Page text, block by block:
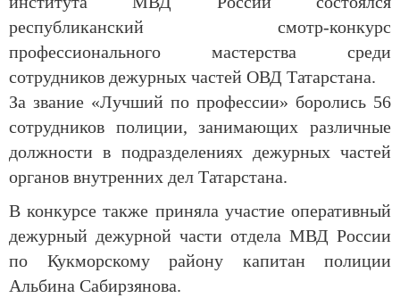
республиканский смотр-конкурс
профессионального мастерства среди
сотрудников дежурных частей ОВД Татарстана.
За звание «Лучший по профессии» боролись 56
сотрудников полиции, занимающих различные
должности в подразделениях дежурных частей
органов внутренних дел Татарстана.
В конкурсе также приняла участие оперативный
дежурный дежурной части отдела МВД России
по Кукморскому району капитан полиции
Альбина Сабирзянова.